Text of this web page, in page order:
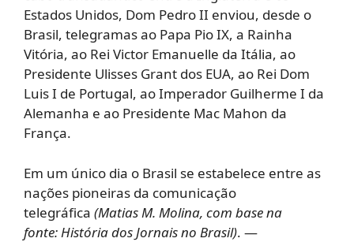
Estados Unidos, Dom Pedro II enviou, desde o
Brasil, telegramas ao Papa Pio IX, a Rainha
Vitória, ao Rei Victor Emanuelle da Itália, ao
Presidente Ulisses Grant dos EUA, ao Rei Dom
Luis I de Portugal, ao Imperador Guilherme I da
Alemanha e ao Presidente Mac Mahon da
França.
Em um único dia o Brasil se estabelece entre as
nações pioneiras da comunicação
telegráfica (Matias M. Molina, com base na
fonte:História dos Jornais no Brasil). —